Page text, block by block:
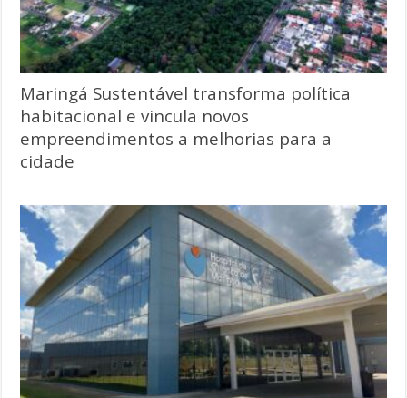
Maringá Sustentável transforma política
habitacional e vincula novos
empreendimentos a melhorias para a
cidade